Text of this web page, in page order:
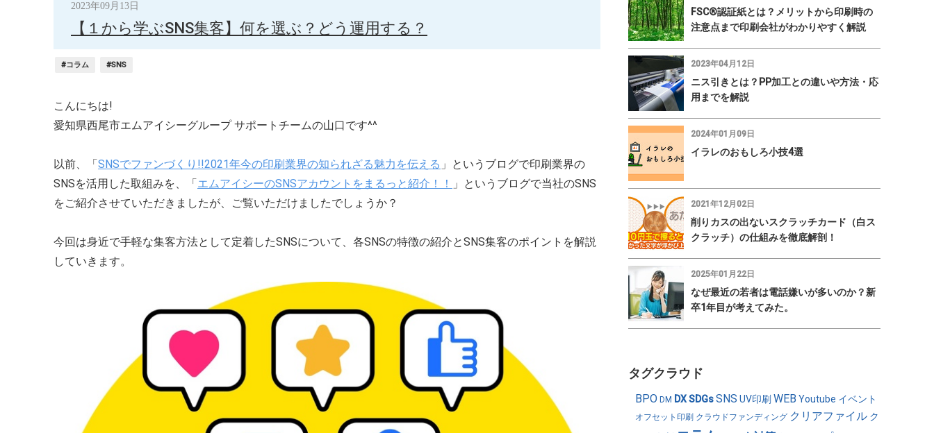
2023年09月13日
【１から学ぶSNS集客】何を選ぶ？どう運用する？
#コラム #SNS
こんにちは!
愛知県西尾市エムアイシーグループ サポートチームの山口です^^
以前、「 SNSでファンづくり!!2021年今の印刷業界の知られざる魅力を伝える ​」というブログで印刷業界の
SNSを活用した取組みを、「 エムアイシーのSNSアカウントをまるっと紹介！！
」というブログで当社のSNS
をご紹介させていただきましたが、ご覧いただけましたでしょうか？
今回は身近で手軽な集客方法として定着したSNSについて、各SNSの特徴の紹介とSNS集客のポイントを解説
していきます。
FSC®認証紙とは？メリットから印刷時の
注意点まで印刷会社がわかりやすく解説
2023年04月12日
ニス引きとは？PP加工との違いや方法・応
用までを解説
2024年01月09日
イラレのおもしろ小技4選
2021年12月02日
削りカスの出ないスクラッチカード（白ス
クラッチ）の仕組みを徹底解剖！
2025年01月22日
なぜ最近の若者は電話嫌いが多いのか？新
卒1年目が考えてみた。
タグクラウド
BPO DM DX SDGs SNS UV印刷 WEB Youtube イベント
オフセット印刷 クラウドファンディング クリアファイル ク